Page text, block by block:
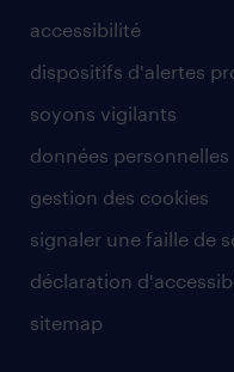
accessibilité
dispositifs d'alertes
soyons vigilants
données personnelles
gestion des cookies
signaler une faille de
déclaration
sitemap